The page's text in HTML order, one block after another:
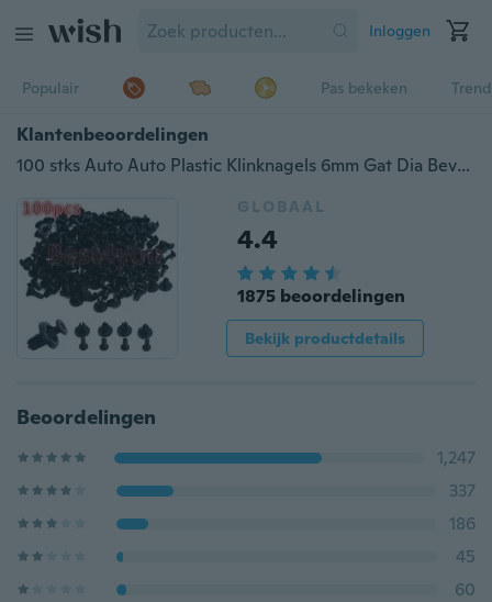
Inloggen
Populair Pas bekeken
Klantenbeoordelingen
100 stks Auto Auto Plastic Klinknagels 6mm Gat Dia Bevestiging Spatbord Bumper Push Pin Clips
GLOBAAL
4.4
1875 beoordelingen
Bekijk productdetails
Beoordelingen
1,247
337
186
45
60